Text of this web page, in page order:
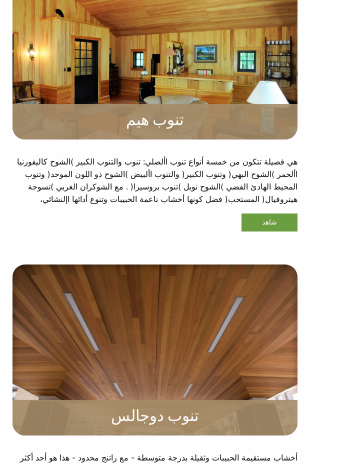
تنوب هيم
هي فصيلة تتكون من خمسة أنواع تنوب األصلي: تنوب والتنوب الكبير )الشوح كاليفورنيا
األحمر )الشوح البهي( وتنوب الكبير( والتنوب األبيض )الشوح ذو اللون الموحد( وتنوب
المحيط الهادئ الفضي )الشوح نوبل )تنوب بروسيرا( . مع الشوكران الغربي )تسوجة
هيتروفيال( المستحب( فضل كونها أخشاب ناعمة الحبيبات وتنوع أدائها اإلنشائي،
شاهد
تنوب دوجالس
أخشاب مستقيمة الحبيبات وثقيلة بدرجة متوسطة - مع راتنج محدود - هذا هو أحد أكثر